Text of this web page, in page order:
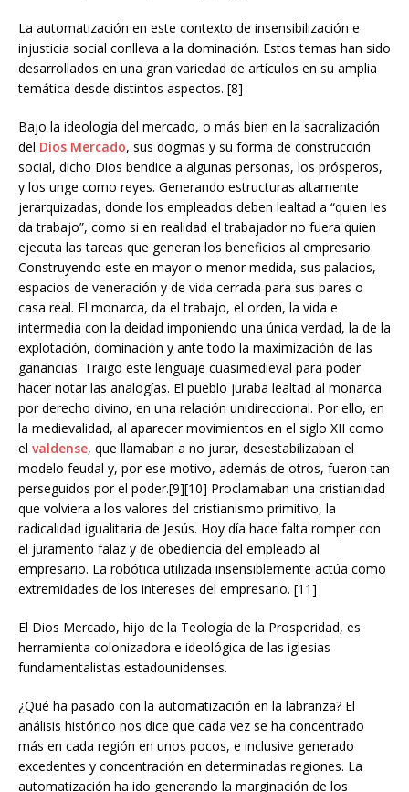
La automatización en este contexto de insensibilización e
injusticia social conlleva a la dominación. Estos temas han sido
desarrollados en una gran variedad de artículos en su amplia
temática desde distintos aspectos. [8]
Bajo la ideología del mercado, o más bien en la sacralización
del Dios Mercado, sus dogmas y su forma de construcción
social, dicho Dios bendice a algunas personas, los prósperos,
y los unge como reyes. Generando estructuras altamente
jerarquizadas, donde los empleados deben lealtad a “quien les
da trabajo”, como si en realidad el trabajador no fuera quien
ejecuta las tareas que generan los beneficios al empresario.
Construyendo este en mayor o menor medida, sus palacios,
espacios de veneración y de vida cerrada para sus pares o
casa real. El monarca, da el trabajo, el orden, la vida e
intermedia con la deidad imponiendo una única verdad, la de la
explotación, dominación y ante todo la maximización de las
ganancias. Traigo este lenguaje cuasimedieval para poder
hacer notar las analogías. El pueblo juraba lealtad al monarca
por derecho divino, en una relación unidireccional. Por ello, en
la medievalidad, al aparecer movimientos en el siglo XII como
el valdense, que llamaban a no jurar, desestabilizaban el
modelo feudal y, por ese motivo, además de otros, fueron tan
perseguidos por el poder.[9][10] Proclamaban una cristianidad
que volviera a los valores del cristianismo primitivo, la
radicalidad igualitaria de Jesús. Hoy día hace falta romper con
el juramento falaz y de obediencia del empleado al
empresario. La robótica utilizada insensiblemente actúa como
extremidades de los intereses del empresario. [11]
El Dios Mercado, hijo de la Teología de la Prosperidad, es
herramienta colonizadora e ideológica de las iglesias
fundamentalistas estadounidenses.
¿Qué ha pasado con la automatización en la labranza? El
análisis histórico nos dice que cada vez se ha concentrado
más en cada región en unos pocos, e inclusive generado
excedentes y concentración en determinadas regiones. La
automatización ha ido generando la marginación de los